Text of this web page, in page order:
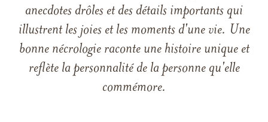
anecdotes drôles et des détails importants qui
illustrent les joies et les moments d'une vie. Une
bonne nécrologie raconte une histoire unique et
reflète la personnalité de la personne qu'elle
commémore.